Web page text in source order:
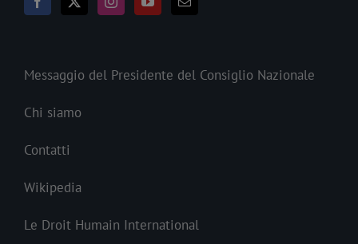
Messaggio del Presidente del Consiglio Nazionale
Chi siamo
Contatti
Wikipedia
Le Droit Humain International